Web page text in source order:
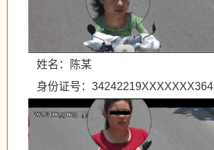
姓名：陈某
身份证号：34242219XXXXXXX364